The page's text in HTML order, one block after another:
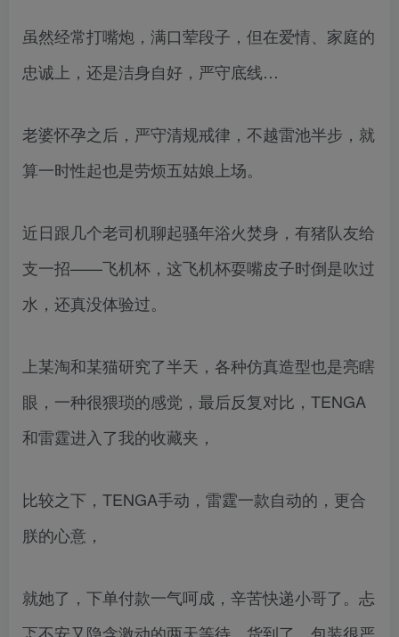
虽然经常打嘴炮，满口荤段子，但在爱情、家庭的
忠诚上，还是洁身自好，严守底线…
老婆怀孕之后，严守清规戒律，不越雷池半步，就
算一时性起也是劳烦五姑娘上场。
近日跟几个老司机聊起骚年浴火焚身，有猪队友给
支一招——飞机杯，这飞机杯耍嘴皮子时倒是吹过
水，还真没体验过。
上某淘和某猫研究了半天，各种仿真造型也是亮瞎
眼，一种很猥琐的感觉，最后反复对比，TENGA
和雷霆进入了我的收藏夹，
比较之下，TENGA手动，雷霆一款自动的，更合
朕的心意，
就她了，下单付款一气呵成，辛苦快递小哥了。忐